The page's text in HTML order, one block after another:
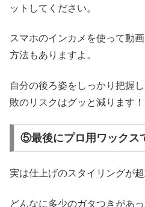
ットしてください。
スマホのインカメを使って動
方法もありますよ。
自分の後ろ姿をしっかり把握
敗のリスクはグッと減ります！
⑤最後にプロ用ワックス
実は仕上げのスタイリングが超
どんなに多少のガタつきがあ